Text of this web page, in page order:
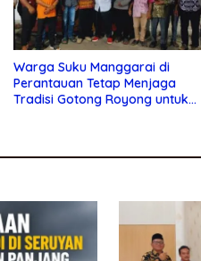
Warga Suku Manggarai di
Perantauan Tetap Menjaga
Tradisi Gotong Royong untuk